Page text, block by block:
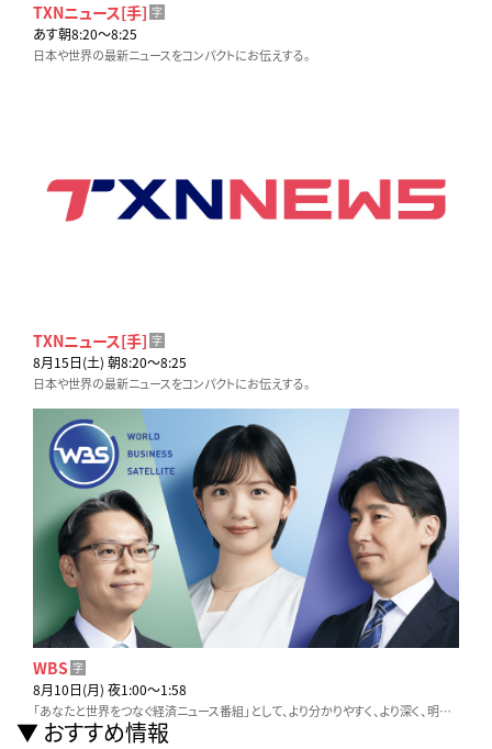
TXNニュース[手] 字
あす朝8:20〜8:25
日本や世界の最新ニュースをコンパクトにお伝えする。
TXNニュース[手] 字
8月15日(土) 朝8:20〜8:25
日本や世界の最新ニュースをコンパクトにお伝えする。
WBS 字
8月10日(月) 夜1:00〜1:58
「あなたと世界をつなぐ経済ニュース番組」として、より分かりやすく、より深く、明日からの仕事や生活に役立つ情報をお伝えします。
おすすめ情報